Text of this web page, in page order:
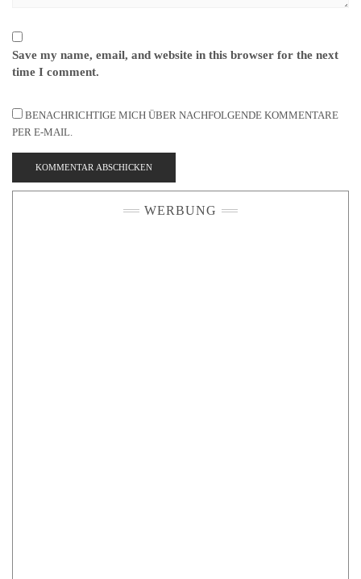
Save my name, email, and website in this browser for the next
time I comment.
BENACHRICHTIGE MICH ÜBER NACHFOLGENDE KOMMENTARE
PER E-MAIL.
WERBUNG